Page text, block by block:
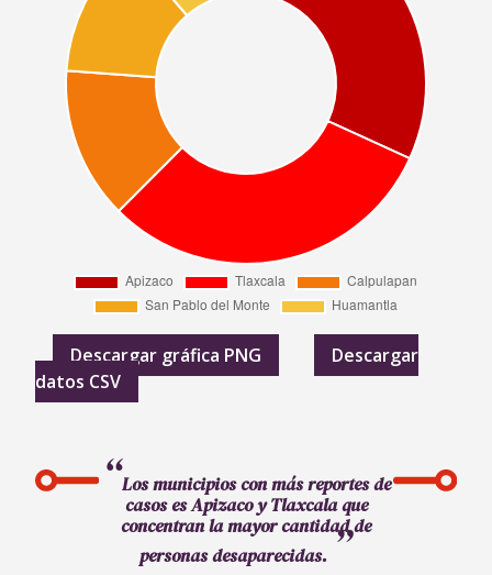
Descargar gráfica PNG
Descargar
datos CSV
Los municipios con más reportes de
casos es Apizaco y Tlaxcala que
concentran la mayor cantidad de
personas desaparecidas.